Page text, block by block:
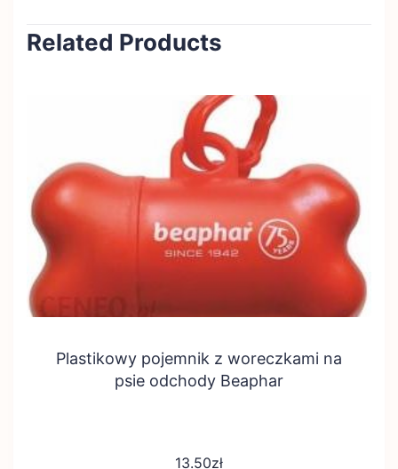
Related Products
Plastikowy pojemnik z woreczkami na
psie odchody Beaphar
13.50zł